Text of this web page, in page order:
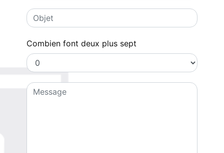
Combien font deux plus sept